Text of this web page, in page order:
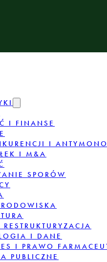
I FINANSE
I
I M&A
SPORÓW
I DANE
I PRAWO
PUBLICZNE